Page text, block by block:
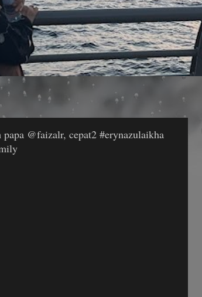
@faizalr, cepat2 #erynazulaikha